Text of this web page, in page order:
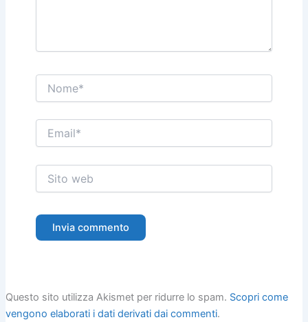
Nome*
Email*
Sito
web
Questo sito utilizza Akismet per ridurre lo spam. Scopri come
vengono elaborati i dati derivati dai commenti.